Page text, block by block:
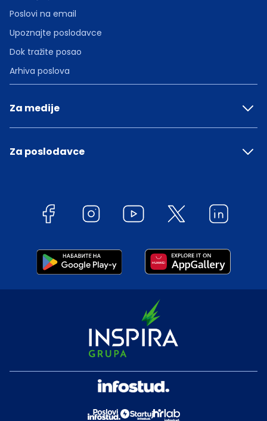
Poslovi na email
Upoznajte poslodavce
Dok tražite posao
Arhiva poslova
Za medije
Za poslodavce